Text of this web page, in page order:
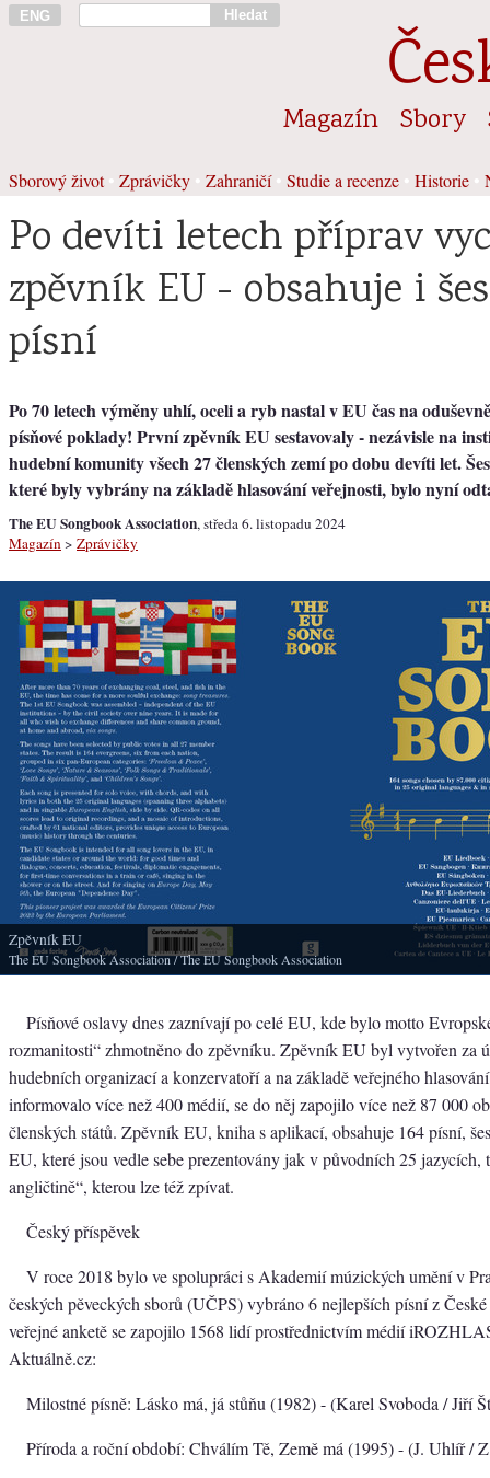
ENG Hledat
Magazín Sbory
Sborový život• Zprávičky Zahraničí• Studie a recenze Historie
Po devíti letech příprav
zpěvník EU - obsahuje i
písní
Po 70 letech výměny uhlí, oceli a ryb nastal v EU čas na
písňové poklady! První zpěvník EU sestavovaly - nezávisle na
hudební komunity všech 27 členských zemí po dobu devíti let.
které byly vybrány na základě hlasování veřejnosti, bylo nyní
The EU Songbook Association, středa 6. listopadu 2024
Magazín > Zprávičky
Zpěvník EU
The EU Songbook Association/ The EU Songbook Association
Písňové oslavy dnes zaznívají po celé EU, kde bylo motto
rozmanitosti“ zhmotněno do zpěvníku. Zpěvník EU byl vytvořen za
hudebních organizací a konzervatoří a na základě veřejného
informovalo více než 400 médií, se do něj zapojilo více než 87 000
členských států. Zpěvník EU, kniha s aplikací, obsahuje 164 písní,
EU, které jsou vedle sebe prezentovány jak v původních 25 jazycích,
angličtině“, kterou lze též zpívat.
Český příspěvek
V roce 2018 bylo ve spolupráci s Akademií múzických umění v
českých pěveckých sborů (UČPS) vybráno 6 nejlepších písní z
veřejné anketě se zapojilo 1568 lidí prostřednictvím médií
Aktuálně.cz:
Milostné písně: Lásko má, já stůňu (1982) - (Karel Svoboda / Jiří
Příroda a roční období: Chválím Tě, Země má (1995) - (J. Uhlíř /